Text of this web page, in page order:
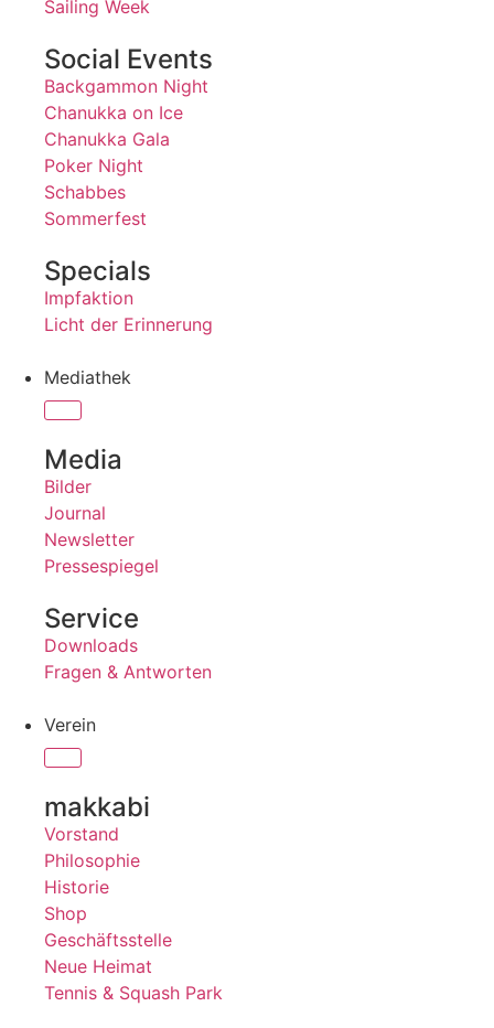
Sailing Week
Social Events
Backgammon Night
Chanukka on Ice
Chanukka Gala
Poker Night
Schabbes
Sommerfest
Specials
Impfaktion
Licht der Erinnerung
Mediathek
Media
Bilder
Journal
Newsletter
Pressespiegel
Service
Downloads
Fragen & Antworten
Verein
makkabi
Vorstand
Philosophie
Historie
Shop
Geschäftsstelle
Neue Heimat
Tennis & Squash Park